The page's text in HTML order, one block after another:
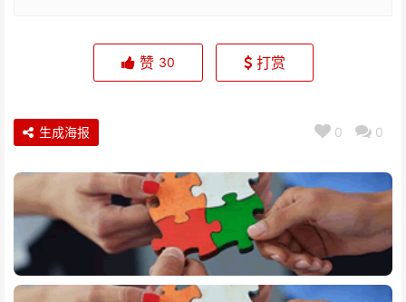
赞 30 打赏
0 0
生成海报